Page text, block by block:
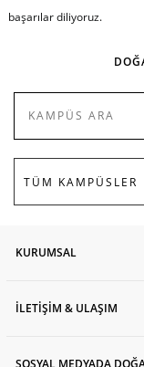
başarılar diliyoruz.
KURUMSAL
İLETİŞİM & ULAŞIM